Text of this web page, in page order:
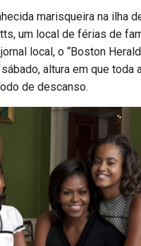
marisqueira na ilha
um local de férias de
local, o “Boston
altura em que toda
de descanso.